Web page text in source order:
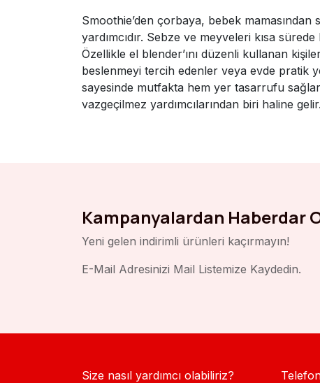
Smoothie’den çorbaya, bebek
yardımcıdır. Sebze ve meyveleri kısa
Özellikle el blender’ını düzenli kullanan
beslenmeyi tercih edenler veya evde pratik
sayesinde mutfakta hem yer tasarrufu
vazgeçilmez yardımcılarından biri haline gelir.
Kampanyalardan Haberdar
Yeni gelen indirimli ürünleri kaçırmayın!
E-Mail Adresinizi Mail Listemize Kaydedin.
Size nasıl yardımcı olabiliriz?